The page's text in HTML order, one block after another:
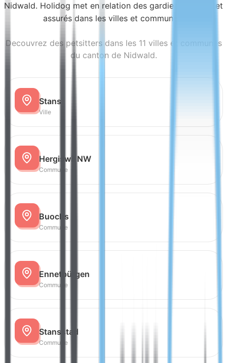
Nidwald. Holidog met en relation des gardiens vérifiés et
assurés dans les villes et communes.
Decouvrez des petsitters dans les 11 villes et communes
du canton de Nidwald.
Stans
Ville
Hergiswil NW
Commune
Buochs
Commune
Ennetbürgen
Commune
Stansstad
Commune